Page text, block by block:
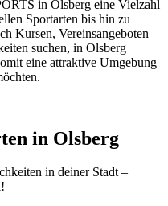
in Olsberg eine Vielzahl
Sportarten bis hin zu
Kursen, Vereinsangeboten
suchen, in Olsberg
eine attraktive Umgebung
in Olsberg
in deiner Stadt –